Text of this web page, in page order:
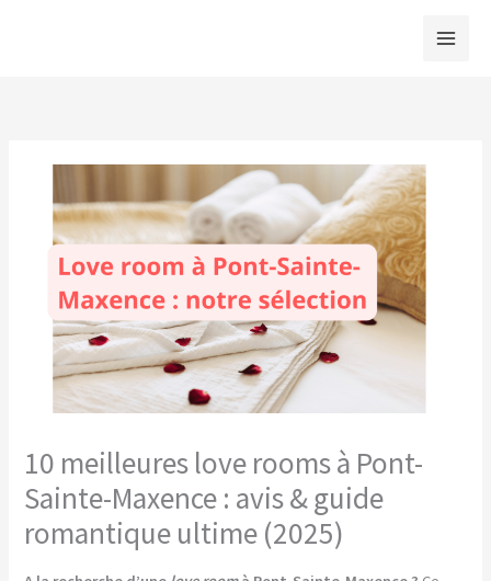
10 meilleures love rooms à Pont-
Sainte-Maxence : avis & guide
romantique ultime (2025)